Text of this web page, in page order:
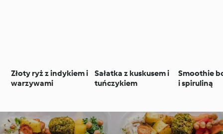
Złoty ryż z indykiem i
warzywami
Sałatka z kuskusem i
tuńczykiem
Smoothie
i spiruliną